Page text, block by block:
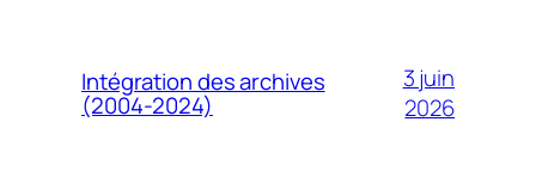
Intégration des archives
(2004-2024)
3 juin
2026